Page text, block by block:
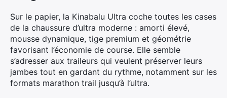
Sur le papier, la Kinabalu Ultra coche toutes les cases
de la chaussure d’ultra moderne : amorti élevé,
mousse dynamique, tige premium et géométrie
favorisant l’économie de course. Elle semble
s’adresser aux traileurs qui veulent préserver leurs
jambes tout en gardant du rythme, notamment sur les
formats marathon trail jusqu’à l’ultra.